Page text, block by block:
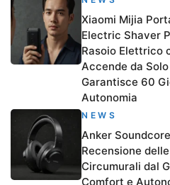
Xiaomi Mijia
Electric Shaver
Rasoio Elettrico
Accende da Solo
Garantisce 60
Autonomia
NEWS
Anker
Recensione
Circumurali dal
Comfort e